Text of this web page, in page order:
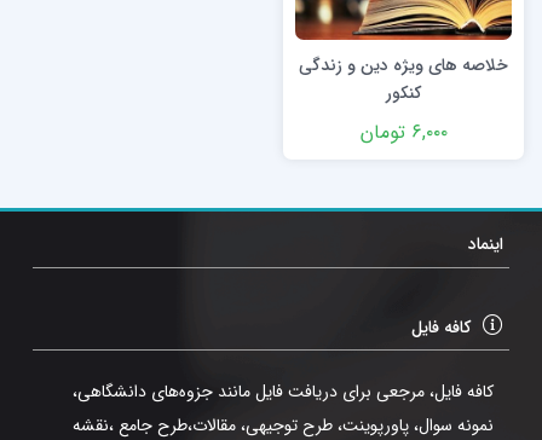
خلاصه های ویژه دین و زندگی
کنکور
۶,۰۰۰ تومان
اینماد
کافه فایل
کافه فایل، مرجعی برای دریافت فایل مانند جزوه‌های دانشگاهی،
نمونه سوال، پاورپوینت، طرح توجیهی، مقالات،طرح جامع ،نقشه